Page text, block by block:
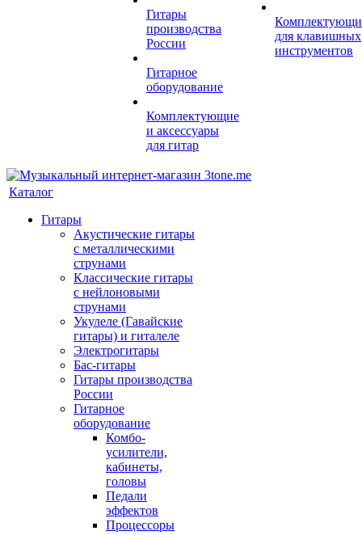
Гитары
производства
России
Гитарное
оборудование
Комплектующие
и аксессуары
для гитар
для клавишных
инструментов
Каталог
Гитары
Акустические гитары
с металлическими
струнами
Классические гитары
с нейлоновыми
струнами
Укулеле (Гавайские
гитары) и гиталеле
Электрогитары
Бас-гитары
Гитары производства
России
Гитарное
оборудование
Комбо-
усилители,
кабинеты,
головы
Педали
эффектов
Процессоры